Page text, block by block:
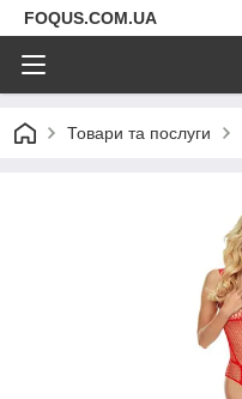
FOQUS.COM.UA
Товари та послуги